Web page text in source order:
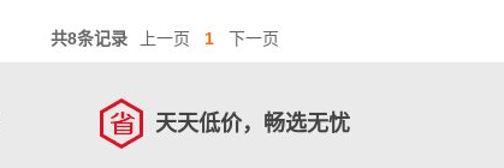
共8条记录 上一页 1 下一页
天天低价，畅选无忧